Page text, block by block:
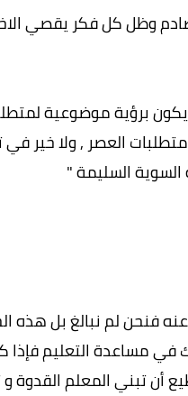
وظل كل فكر يقصي
برؤية موضوعية
العصر , ولا خير في
السليمة "
عنه فنحن لم نبالغ بل
في مساعدة التعليم
تبني المعلم القدوة و